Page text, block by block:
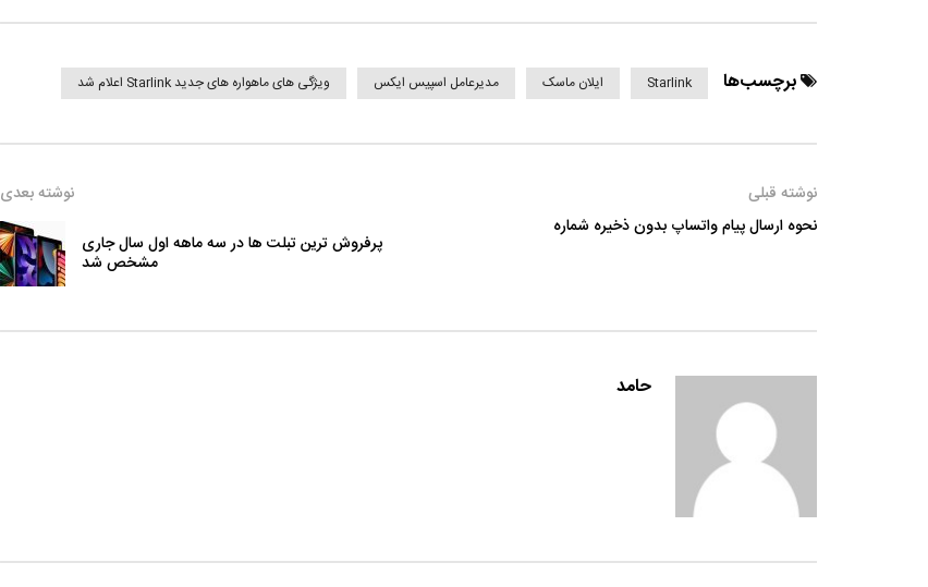
برچسب‌ها Starlink ایلان ماسک مدیرعامل اسپیس ایکس ویژگی های ماهواره های جدید Starlink اعلام شد
نوشته قبلی
نحوه ارسال پیام واتساپ بدون ذخیره شماره
نوشته بعدی
پرفروش ترین تبلت ها در سه ماهه اول سال جاری
مشخص شد
حامد